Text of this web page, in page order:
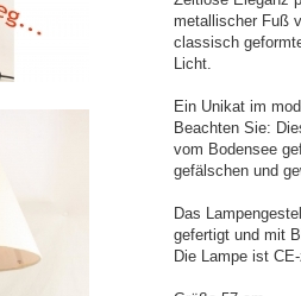
metallischer Fuß
classisch
Licht.
Ein Unikat im
Beachten Sie:
vom Bodensee
gefälschen und
Das
gefertigt und mit
Die Lampe ist